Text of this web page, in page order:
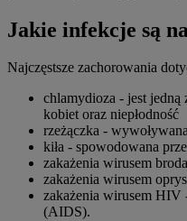
Jakie infekcje są
Najczęstsze zachorowania
chlamydioza - jest
kobiet oraz niepłodność
rzeżączka -
kiła - spowodowana
zakażenia wirusem
zakażenia wirusem
zakażenia wirusem HIV
(AIDS).